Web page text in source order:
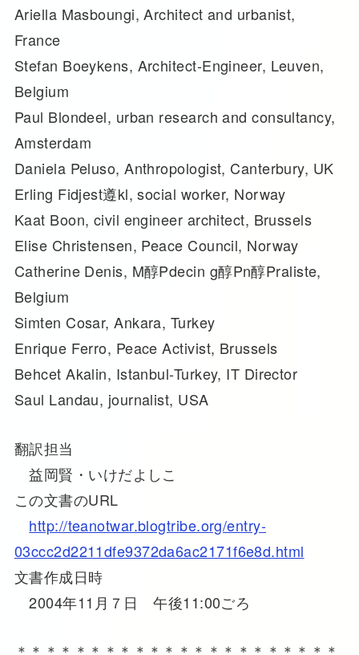
Ariella Masboungi, Architect and urbanist,
France
Stefan Boeykens, Architect-Engineer, Leuven,
Belgium
Paul Blondeel, urban research and consultancy,
Amsterdam
Daniela Peluso, Anthropologist, Canterbury, UK
Erling Fidjest遵kl, social worker, Norway
Kaat Boon, civil engineer architect, Brussels
Elise Christensen, Peace Council, Norway
Catherine Denis, M醇Pdecin g醇Pn醇Praliste,
Belgium
Simten Cosar, Ankara, Turkey
Enrique Ferro, Peace Activist, Brussels
Behcet Akalin, Istanbul-Turkey, IT Director
Saul Landau, journalist, USA
翻訳担当
益岡賢・いけだよしこ
この文書のURL
http://teanotwar.blogtribe.org/entry-
03ccc2d2211dfe9372da6ac2171f6e8d.html
文書作成日時
2004年11月７日 午後11:00ごろ
＊＊＊＊＊＊＊＊＊＊＊＊＊＊＊＊＊＊＊＊＊＊